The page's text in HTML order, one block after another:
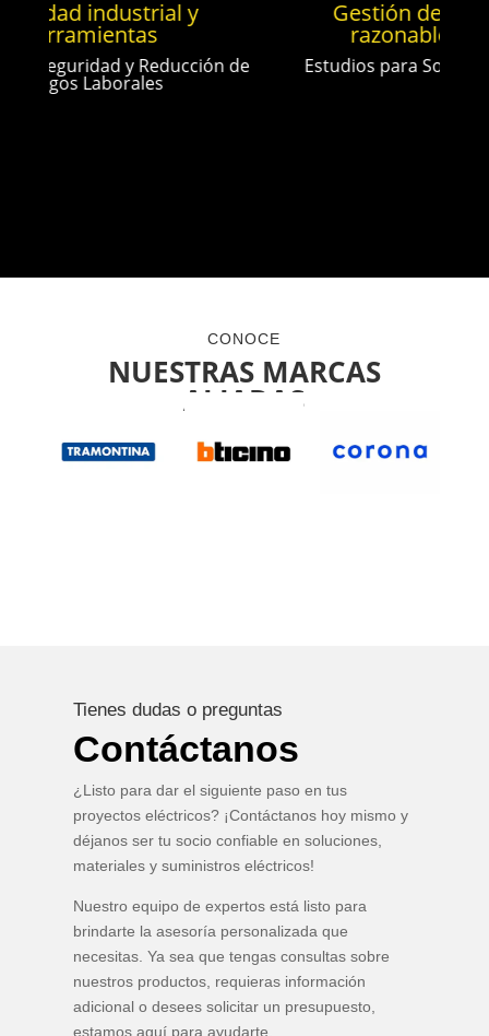
y
de
Gestión de calidad y uso
razonable de energía
Estudios para Soluciones Adecuadas
CONOCE
NUESTRAS MARCAS
ALIADAS
Tienes dudas o preguntas
Contáctanos
¿Listo para dar el siguiente paso en tus
proyectos eléctricos? ¡Contáctanos hoy mismo y
déjanos ser tu socio confiable en soluciones,
materiales y suministros eléctricos!
Nuestro equipo de expertos está listo para
brindarte la asesoría personalizada que
necesitas. Ya sea que tengas consultas sobre
nuestros productos, requieras información
adicional o desees solicitar un presupuesto,
estamos aquí para ayudarte.